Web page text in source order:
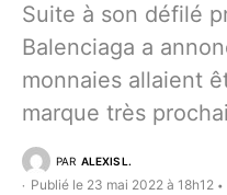
Suite à son défilé
Balenciaga a
monnaies allaient
marque très
PAR ALEXIS L.
Publié le 23 mai 2022 à 18h12 •